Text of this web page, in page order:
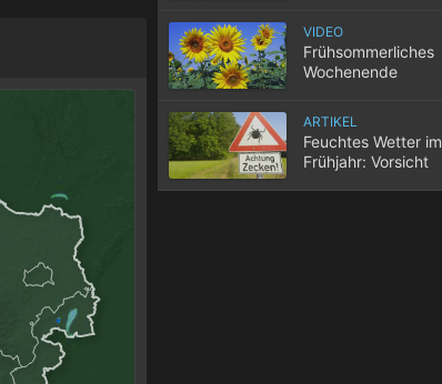
VIDEO
Frühsommerliches
Wochenende
ARTIKEL
Feuchtes Wetter im
Frühjahr: Vorsicht